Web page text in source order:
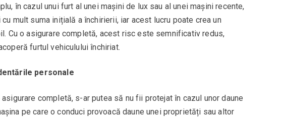
în cazul unui furt al unei mașini de lux sau al unei mașini recente,
mult suma inițială a închirierii, iar acest lucru poate crea un
Cu o asigurare completă, acest risc este semnificativ redus,
furtul vehiculului închiriat.
personale
completă, s-ar putea să nu fii protejat în cazul unor daune
pe care o conduci provoacă daune unei proprietăți sau altor